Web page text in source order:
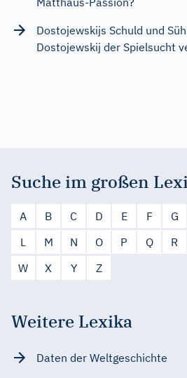
Dostojewskijs Schuld und
Dostojewskij der Spielsucht
Suche im großen
A B C D E F G
L
M N O P Q R
W
X Y Z
Weitere Lexika
Daten der Weltgeschichte